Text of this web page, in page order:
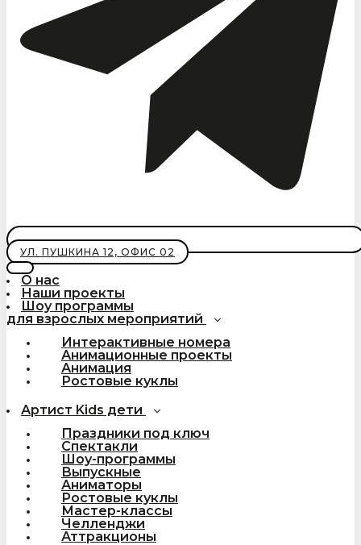
УЛ. ПУШКИНА 12, ОФИС 02
О нас
Наши проекты
Шоу программы
для взрослых мероприятий
Интерактивные номера
Анимационные проекты
Анимация
Ростовые куклы
Артист Kids дети
Праздники под ключ
Спектакли
Шоу-программы
Выпускные
Аниматоры
Ростовые куклы
Мастер-классы
Челленджи
Аттракционы